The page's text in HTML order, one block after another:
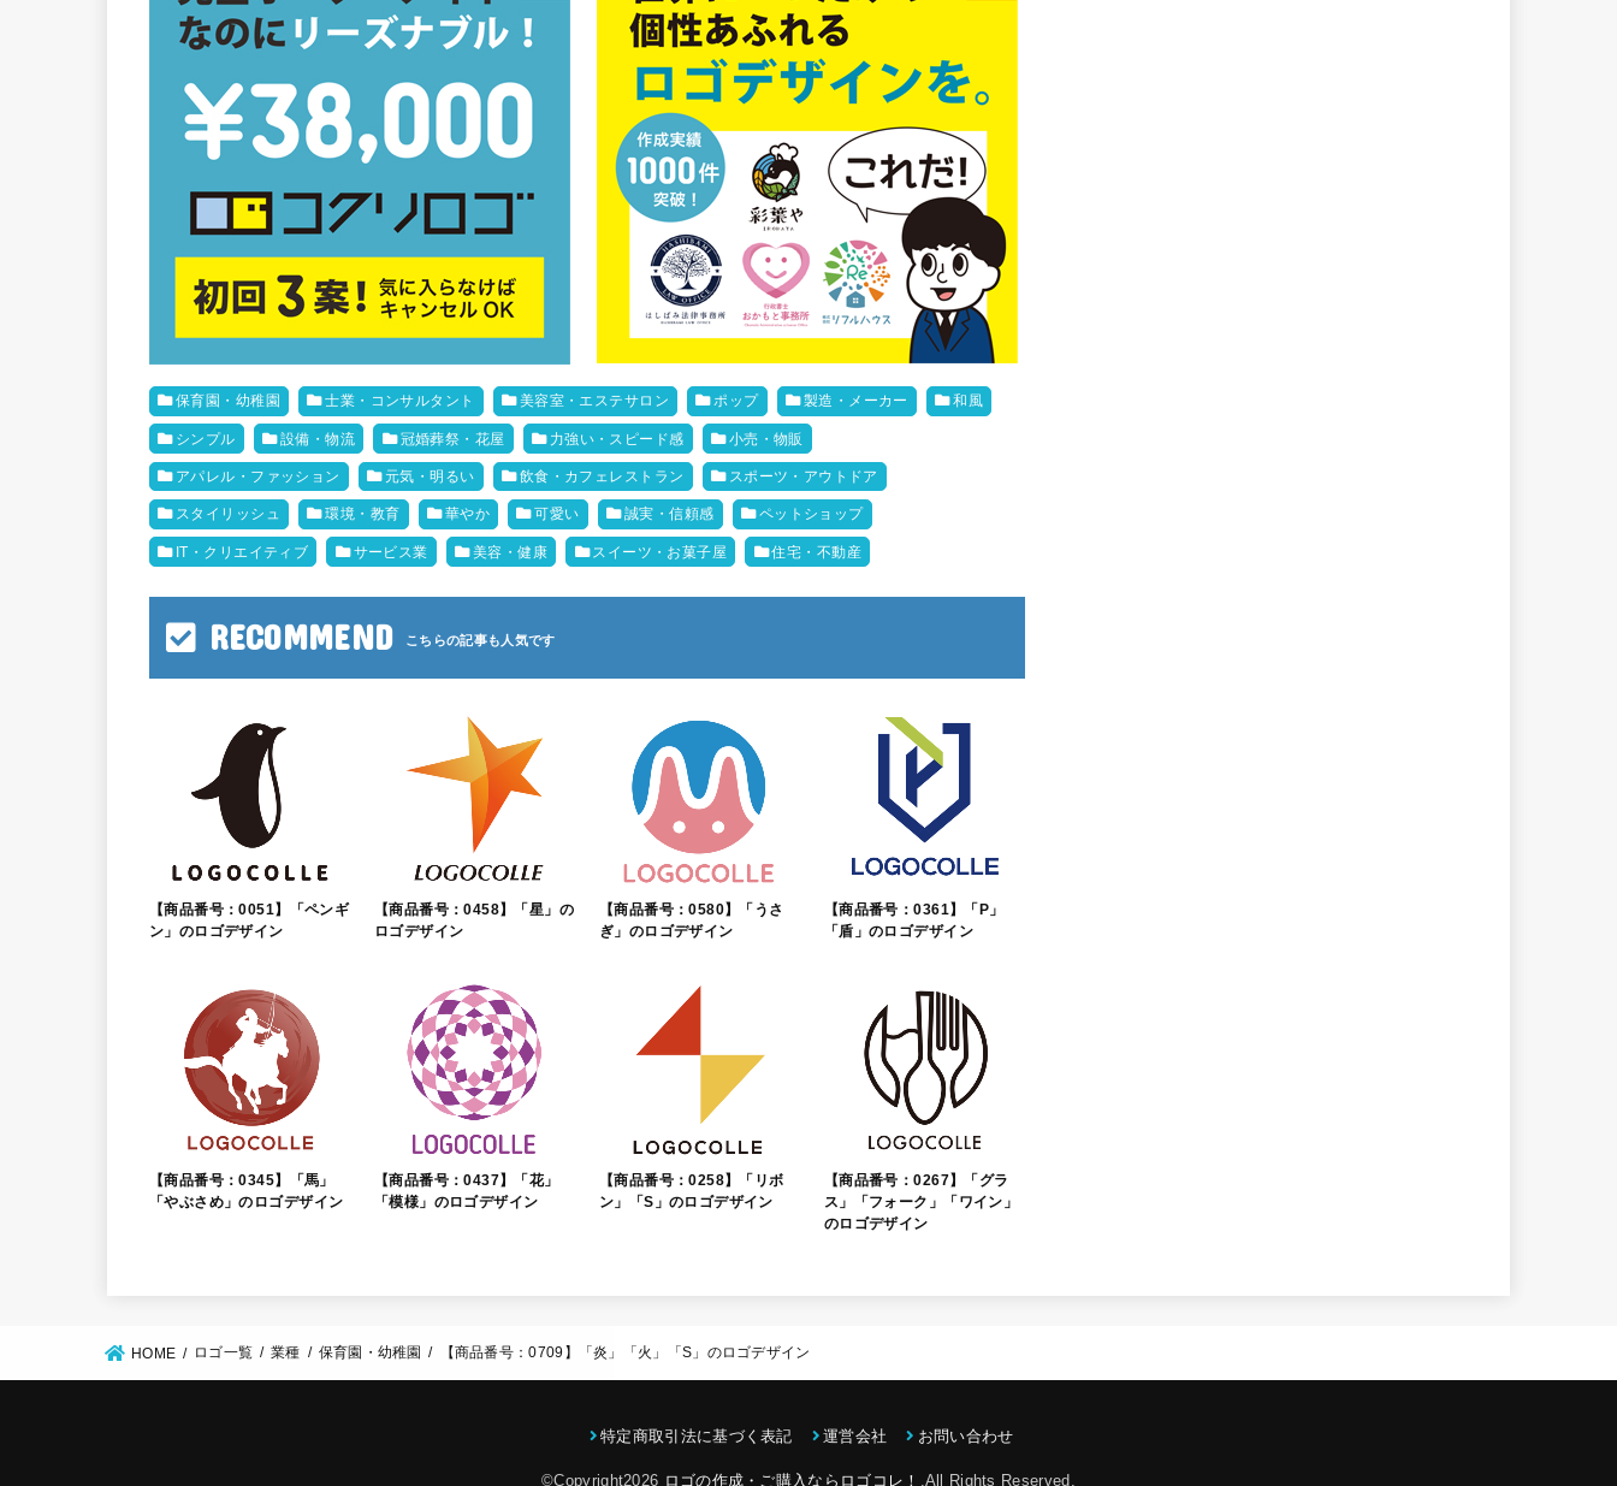
保育園・幼稚園 士業・コンサルタント 美容室・エステサロン ポップ 製造・メーカー 和風
シンプル 設備・物流 冠婚葬祭・花屋 力強い・スピード感 小売・物販
アパレル・ファッション 元気・明るい 飲食・カフェレストラン スポーツ・アウトドア
スタイリッシュ 環境・教育 華やか 可愛い 誠実・信頼感 ペットショップ
IT・クリエイティブ サービス業 美容・健康 スイーツ・お菓子屋 住宅・不動産
RECOMMEND
【商品番号：0051】「ペンギ
ン」のロゴデザイン
【商品番号：0458】「星」の
ロゴデザイン
【商品番号：0580】「うさ
ぎ」のロゴデザイン
【商品番号：0361】「P」
「盾」のロゴデザイン
【商品番号：0345】「馬」
「やぶさめ」のロゴデザイン
【商品番号：0437】「花」
「模様」のロゴデザイン
【商品番号：0258】「リボ
ン」「S」のロゴデザイン
【商品番号：0267】「グラ
ス」「フォーク」「ワイン」
のロゴデザイン
HOME ロゴ一覧 業種 保育園・幼稚園 【商品番号：0709】「炎」「火」「S」のロゴデザイン
特定商取引法に基づく表記 運営会社 お問い合わせ
©Copyright2026 ロゴの作成・ご購入ならロゴコレ！ .All Rights Reserved.